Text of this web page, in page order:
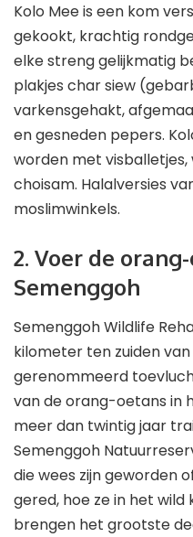
Kolo Mee is een kom
gekookt, krachtig
elke streng gelijkmatig
plakjes char siew
varkensgehakt,
en gesneden pepers.
worden met
choisam. Halalversies
moslimwinkels.
2. Voer de
Semenggoh
Semenggoh Wildlife
kilometer ten zuiden
gerenommeerd
van de orang-oetans in
meer dan twintig jaar
Semenggoh
die wees zijn geworden
gered, hoe ze in het wild
brengen het grootste